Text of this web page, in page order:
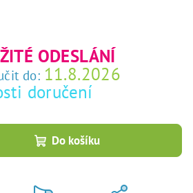
ODESLÁNÍ
do: 11.8.2026
doručení
Do košíku